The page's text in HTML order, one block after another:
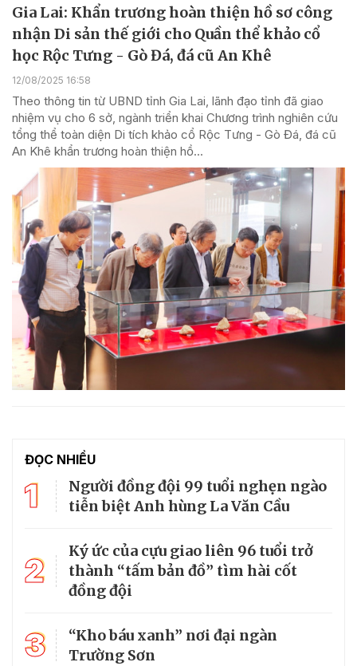
Gia Lai: Khẩn trương hoàn thiện hồ sơ công
nhận Di sản thế giới cho Quần thể khảo cổ
học Rộc Tưng - Gò Đá, đá cũ An Khê
12/08/2025 16:58
Theo thông tin từ UBND tỉnh Gia Lai, lãnh đạo tỉnh đã giao
nhiệm vụ cho 6 sở, ngành triển khai Chương trình nghiên cứu
tổng thể toàn diện Di tích khảo cổ Rộc Tưng - Gò Đá, đá cũ
An Khê khẩn trương hoàn thiện hồ...
ĐỌC NHIỀU
1
Người đồng đội 99 tuổi nghẹn ngào
tiễn biệt Anh hùng La Văn Cầu
2
Ký ức của cựu giao liên 96 tuổi trở
thành “tấm bản đồ” tìm hài cốt
đồng đội
3
“Kho báu xanh” nơi đại ngàn
Trường Sơn